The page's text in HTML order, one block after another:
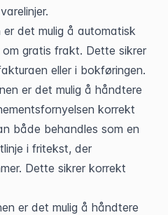
det mulig å automatisk
gratis frakt. Dette sikrer
eller i bokføringen.
er det mulig å håndtere
korrekt
både behandles som en
i fritekst, der
Dette sikrer korrekt
er det mulig å håndtere